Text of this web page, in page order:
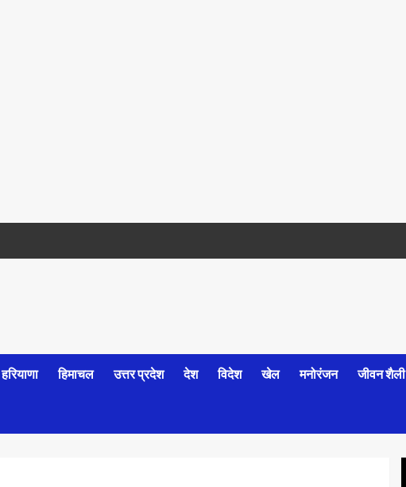
हरियाणा हिमाचल उत्तर प्रदेश देश विदेश खेल मनोरंजन जीवन शैली